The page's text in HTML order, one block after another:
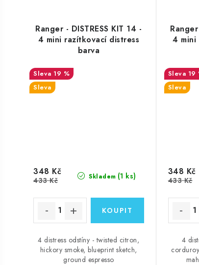
Ranger - DISTRESS KIT 14 -
4 mini razítkovací distress
barva
19 %
Sleva
Skladem (1 ks)
348 Kč
433 Kč
4 distress odstíny - twisted citron,
hickory smoke, blueprint sketch,
ground espresso
4 mini
19
Sleva
348 Kč
433 Kč
4